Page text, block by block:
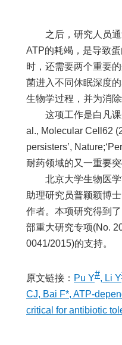
之后，研究人员通
ATP的耗竭，是导致
时，还需要两个重要
菌进入不同休眠深度
生物学过程，并为消
这项工作是白凡课
al., Molecular Cell62
persisters’,
耐药领域的又一重要突
北京大学生物医学
助理研究员普颖颖博
作者。本项研究得到
部重大研究专项(No.
0041/2015)的支持。
原文链接： Pu Y#, Li Y
CJ, Bai F*, ATP-
critical for antibiotic